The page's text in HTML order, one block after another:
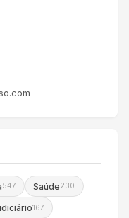
547 Saúde230
167